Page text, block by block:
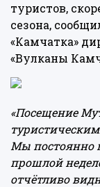
туристов,
сезона,
«Камчатка»
«Вулканы
«Посещение
Мы постоянно
прошлой
отчётливо